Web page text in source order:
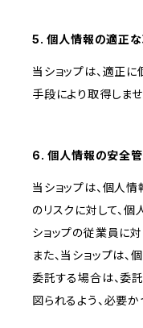
5. 個人情報の適正
当ショップは、適正
手段により取得しませ
6. 個人情報の安全
当ショップは、個人
のリスクに対して、
ショップの従業員に
また、当ショップは
委託する場合は、委
図られるよう、必要